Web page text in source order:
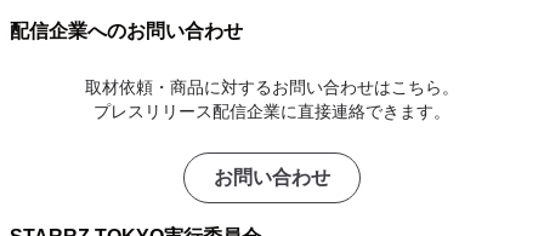
配信企業へのお問い合わせ
取材依頼・商品に対するお問い合わせはこちら。
プレスリリース配信企業に直接連絡できます。
お問い合わせ